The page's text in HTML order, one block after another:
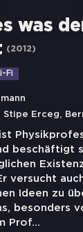
was
(2012)
Fi
Stipe Erceg,
beschäftigt
versucht
Ideen zu
besonders
Prof...